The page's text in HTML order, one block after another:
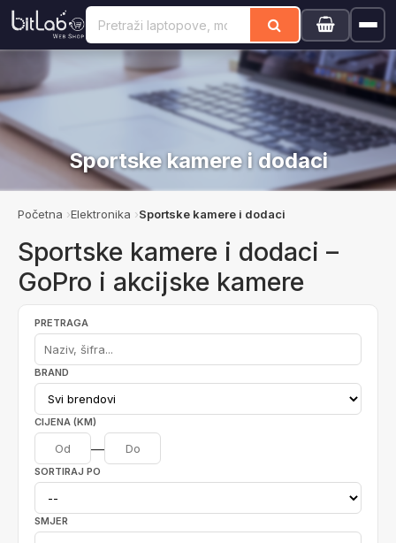
Sportske kamere i dodaci
Početna Elektronika Sportske kamere i dodaci
Sportske kamere i dodaci –
GoPro i akcijske kamere
PRETRAGA
BRAND
CIJENA (KM)
—
SORTIRAJ PO
SMJER